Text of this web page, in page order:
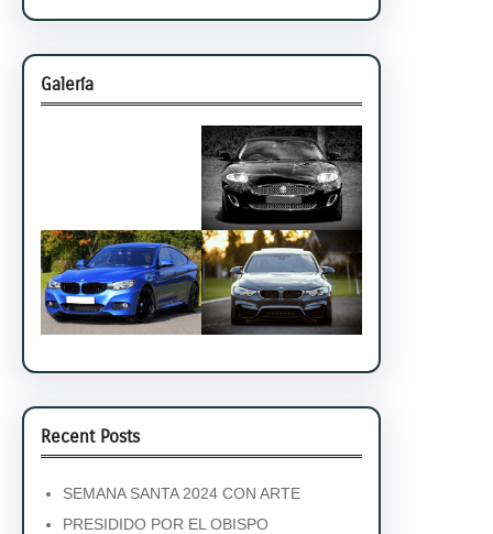
Galería
Recent Posts
SEMANA SANTA 2024 CON ARTE
PRESIDIDO POR EL OBISPO